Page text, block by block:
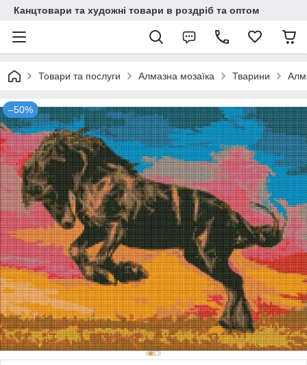
Канцтовари та художні товари в роздріб та оптом
Товари та послуги Алмазна мозаїка Тварини
–50%